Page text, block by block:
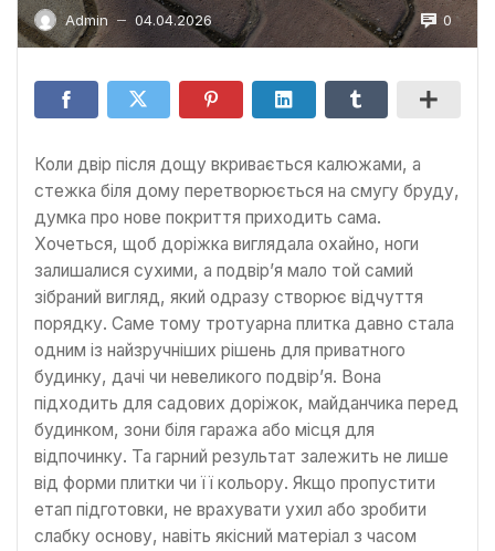
Admin — 04.04.2026 0
Коли двір після дощу вкривається калюжами, а
стежка біля дому перетворюється на смугу бруду,
думка про нове покриття приходить сама.
Хочеться, щоб доріжка виглядала охайно, ноги
залишалися сухими, а подвір’я мало той самий
зібраний вигляд, який одразу створює відчуття
порядку. Саме тому тротуарна плитка давно стала
одним із найзручніших рішень для приватного
будинку, дачі чи невеликого подвір’я. Вона
підходить для садових доріжок, майданчика перед
будинком, зони біля гаража або місця для
відпочинку. Та гарний результат залежить не лише
від форми плитки чи її кольору. Якщо пропустити
етап підготовки, не врахувати ухил або зробити
слабку основу, навіть якісний матеріал з часом